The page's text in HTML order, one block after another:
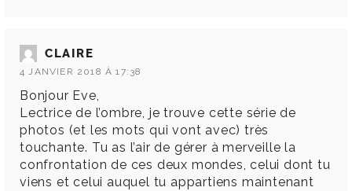
CLAIRE
4 JANVIER 2018 À 17:38
Bonjour Eve,
Lectrice de l’ombre, je trouve cette série de
photos (et les mots qui vont avec) très
touchante. Tu as l’air de gérer à merveille la
confrontation de ces deux mondes, celui dont tu
viens et celui auquel tu appartiens maintenant